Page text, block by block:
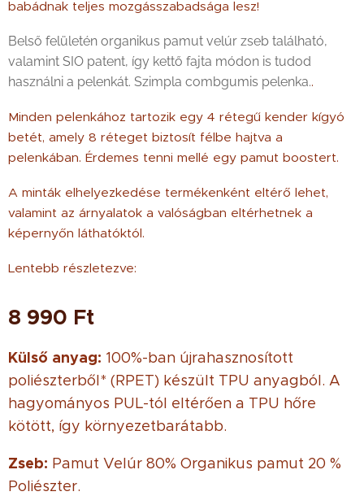
babádnak teljes mozgásszabadsága lesz!
Belső felületén organikus pamut velúr zseb található,
valamint SIO patent, így kettő fajta módon is tudod
használni a pelenkát. Szimpla combgumis pelenka..
Minden pelenkához tartozik egy 4 rétegű kender kígyó
betét, amely 8 réteget biztosít félbe hajtva a
pelenkában. Érdemes tenni mellé egy pamut boostert.
A minták elhelyezkedése termékenként eltérő lehet,
valamint az árnyalatok a valóságban eltérhetnek a
képernyőn láthatóktól.
Lentebb részletezve:
8 990 Ft
Külső anyag: 100%-ban újrahasznosított
poliészterből* (RPET) készült TPU anyagból. A
hagyományos PUL-tól eltérően a TPU hőre
kötött, így környezetbarátabb.
Zseb: Pamut Velúr 80% Organikus pamut 20 %
Poliészter.